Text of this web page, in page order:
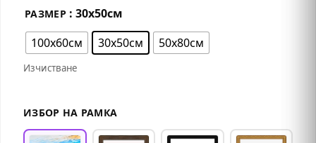
РАЗМЕР : 30х50см
100х60см
30х50см 50х80см
Изчистване
ИЗБОР НА РАМКА